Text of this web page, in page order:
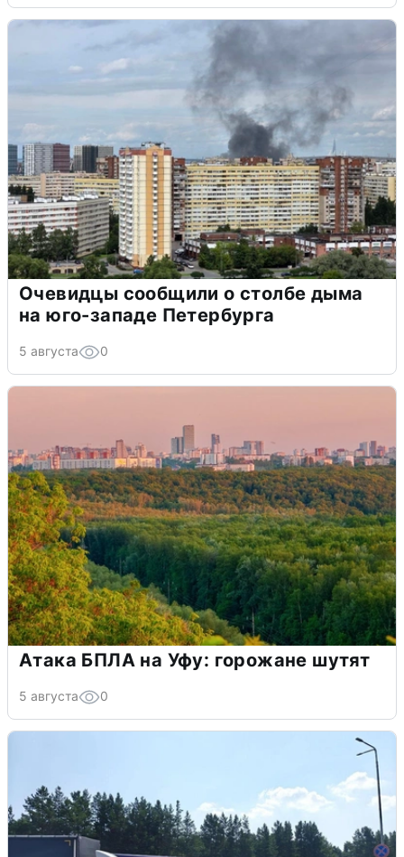
Очевидцы сообщили о столбе дыма
на юго-западе Петербурга
5 августа 0
Атака БПЛА на Уфу: горожане шутят
5 августа 0